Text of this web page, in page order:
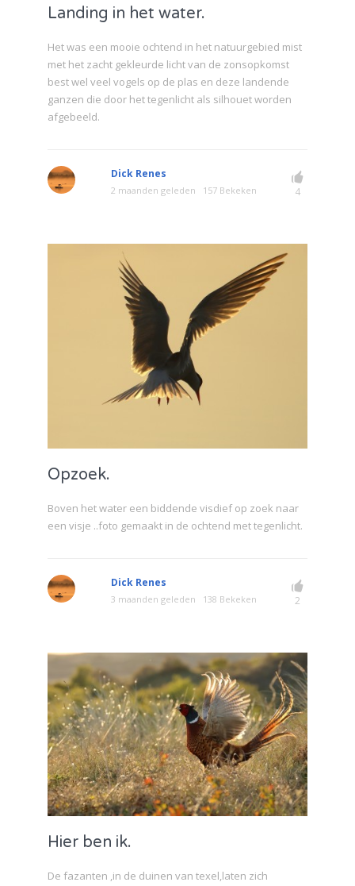
Landing in het water.
Het was een mooie ochtend in het natuurgebied mist
met het zacht gekleurde licht van de zonsopkomst
best wel veel vogels op de plas en deze landende
ganzen die door het tegenlicht als silhouet worden
afgebeeld.
Dick Renes
2 maanden geleden 157 Bekeken 4
Opzoek.
Boven het water een biddende visdief op zoek naar
een visje ..foto gemaakt in de ochtend met tegenlicht.
Dick Renes
3 maanden geleden 138 Bekeken 2
Hier ben ik.
De fazanten ,in de duinen van texel,laten zich